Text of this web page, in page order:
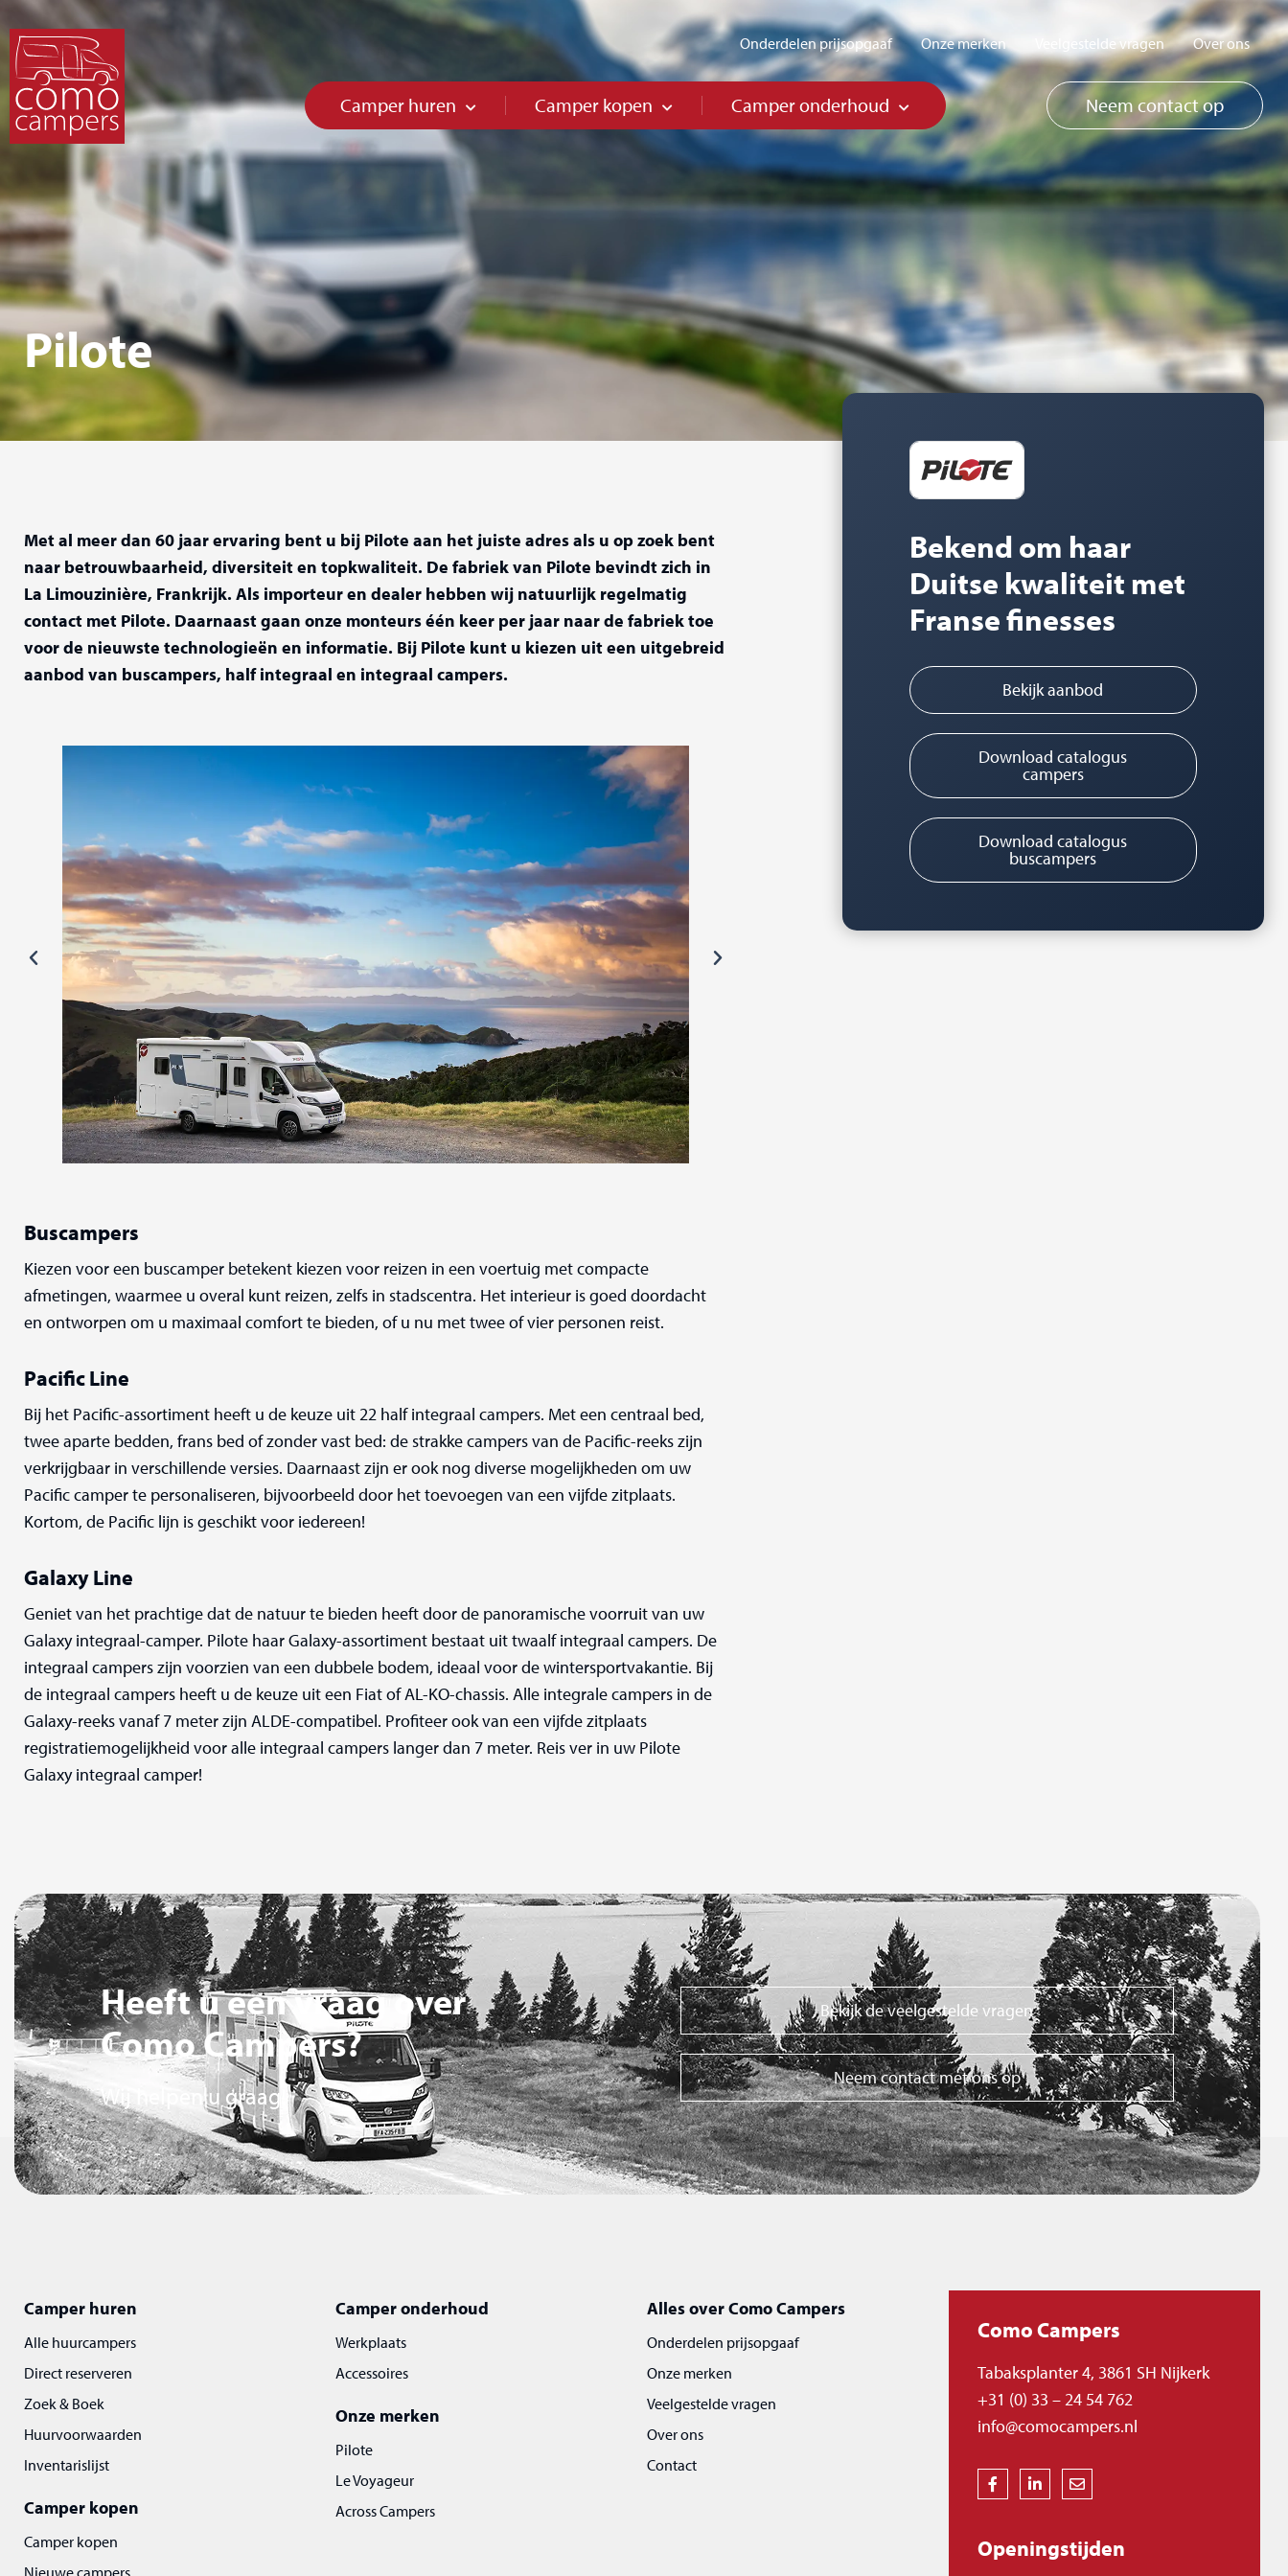
Onderdelen prijsopgaaf Onze merken Veelgestelde vragen Over ons
Camper huren Camper kopen Camper onderhoud Neem contact op
Pilote
Met al meer dan 60 jaar ervaring bent u bij Pilote aan het juiste adres als u op zoek bent
naar betrouwbaarheid, diversiteit en topkwaliteit. De fabriek van Pilote bevindt zich in
La Limouzinière, Frankrijk. Als importeur en dealer hebben wij natuurlijk regelmatig
contact met Pilote. Daarnaast gaan onze monteurs één keer per jaar naar de fabriek toe
voor de nieuwste technologieën en informatie. Bij Pilote kunt u kiezen uit een uitgebreid
aanbod van buscampers, half integraal en integraal campers.
Buscampers
Kiezen voor een buscamper betekent kiezen voor reizen in een voertuig met compacte
afmetingen, waarmee u overal kunt reizen, zelfs in stadscentra. Het interieur is goed doordacht
en ontworpen om u maximaal comfort te bieden, of u nu met twee of vier personen reist.
Pacific Line
Bij het Pacific-assortiment heeft u de keuze uit 22 half integraal campers. Met een centraal bed,
twee aparte bedden, frans bed of zonder vast bed: de strakke campers van de Pacific-reeks zijn
verkrijgbaar in verschillende versies. Daarnaast zijn er ook nog diverse mogelijkheden om uw
Pacific camper te personaliseren, bijvoorbeeld door het toevoegen van een vijfde zitplaats.
Kortom, de Pacific lijn is geschikt voor iedereen!
Galaxy Line
Geniet van het prachtige dat de natuur te bieden heeft door de panoramische voorruit van uw
Galaxy integraal-camper. Pilote haar Galaxy-assortiment bestaat uit twaalf integraal campers. De
integraal campers zijn voorzien van een dubbele bodem, ideaal voor de wintersportvakantie. Bij
de integraal campers heeft u de keuze uit een Fiat of AL-KO-chassis. Alle integrale campers in de
Galaxy-reeks vanaf 7 meter zijn ALDE-compatibel. Profiteer ook van een vijfde zitplaats
registratiemogelijkheid voor alle integraal campers langer dan 7 meter. Reis ver in uw Pilote
Galaxy integraal camper!
Bekend om haar
Duitse kwaliteit met
Franse finesses
Bekijk aanbod
Download catalogus
campers
Download catalogus
buscampers
Heeft u een vraag over
Como Campers?
Wij helpen u graag!
Bekijk de veelgestelde vragen
Neem contact met ons op
Camper huren
Alle huurcampers
Direct reserveren
Zoek & Boek
Huurvoorwaarden
Inventarislijst
Camper kopen
Camper kopen
Nieuwe campers
Camper onderhoud
Werkplaats
Accessoires
Onze merken
Pilote
Le Voyageur
Across Campers
Alles over Como Campers
Onderdelen prijsopgaaf
Onze merken
Veelgestelde vragen
Over ons
Contact
Como Campers
Tabaksplanter 4, 3861 SH Nijkerk
+31 (0) 33 – 24 54 762
info@comocampers.nl
Openingstijden